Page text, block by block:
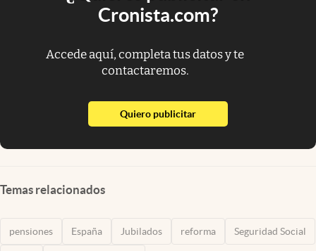
Cronista.com?
Accede aquí, completa tus datos y te
contactaremos.
Quiero publicitarabre en nueva pestaña
Temas relacionados
pensiones España Jubilados reforma Seguridad Social